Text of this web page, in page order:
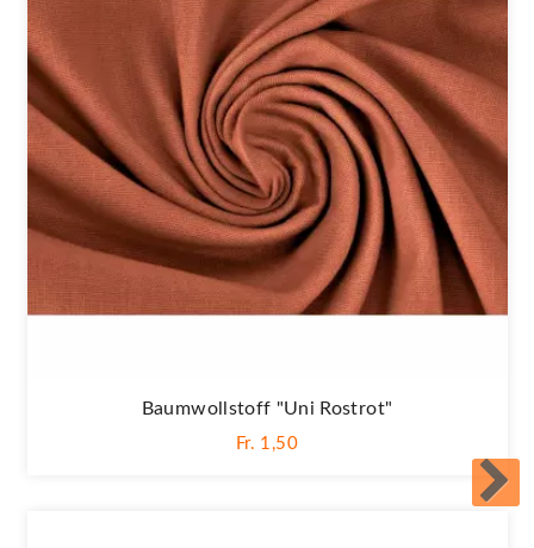
Baumwollstoff "Uni Rostrot"
Fr. 1,50